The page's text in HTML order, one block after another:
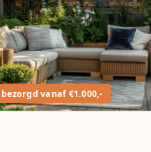
vanaf €1.000,-